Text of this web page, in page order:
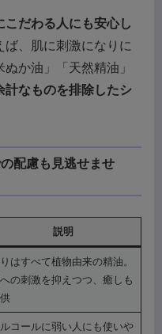
こだわる人にも安心し
ば、肌に刺激になりに
か油」「天然精油」
計なものを排除したシ
配慮も見逃せませ
説明
はすべて植物由来の精油。
の刺激を抑えつつ、癒しも
コールに弱い人にも使いや